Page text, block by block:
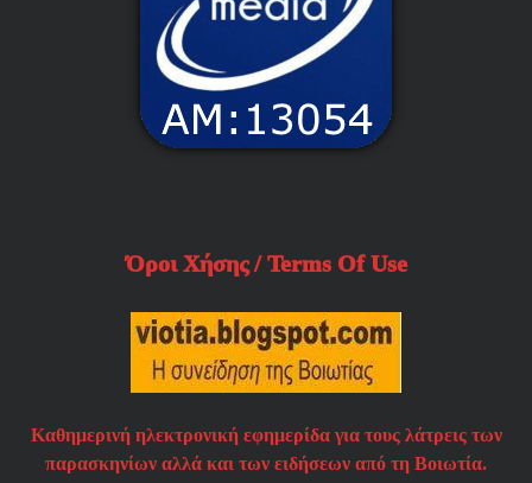
Όροι Χήσης / Terms Of Use
Καθημερινή ηλεκτρονική εφημερίδα για τους λάτρεις των
παρασκηνίων αλλά και των ειδήσεων από τη Βοιωτία.